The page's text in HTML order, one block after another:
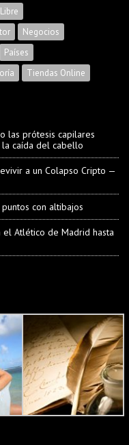
Negocios
Países
Tiendas Online
las prótesis capilares
caída del cabello
a un Colapso Cripto —
con altibajos
el Atlético de Madrid hasta